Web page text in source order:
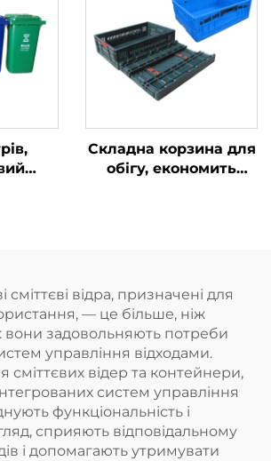
та
на
сміттєві баки
Складна корзина для
обігу, економить
сміттєві відра, призначені для
— це більше, ніж
вони задовольняють потреби
управління відходами.
сміттєвих відер та контейнери,
систем управління
функціональність і
сприяють відповідальному
і допомагають утримувати